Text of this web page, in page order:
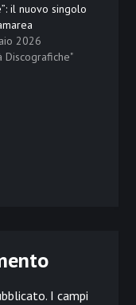
il nuovo singolo
2026
Discografiche"
I campi